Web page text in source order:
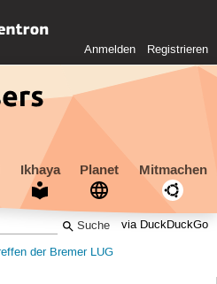
Anmelden Registrieren
Ikhaya Planet Mitmachen
via DuckDuckGo
der Bremer LUG